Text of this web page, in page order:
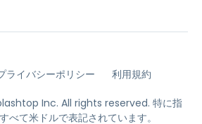
ライバシーポリシー 利用規約
Inc. All rights reserved. 特に指
べて米ドルで表記されています。